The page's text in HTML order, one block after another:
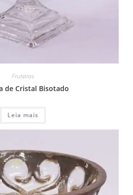
Fruteiras
de Cristal Bisotado
Leia mais